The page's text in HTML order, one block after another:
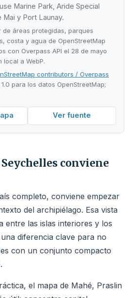
Marine Park, Aride Special
Mai y Port Launay.
de áreas protegidas, parques
costa y agua de OpenStreetMap
con Overpass API el 28 de mayo
local a WebP.
contributors / Overpass
1.0 para los datos OpenStreetMap;
Ver fuente
Seychelles conviene
completo, conviene empezar
del archipiélago. Esa vista
entre las islas interiores y los
diferencia clave para no
con un conjunto compacto
el mapa de Mahé, Praslin